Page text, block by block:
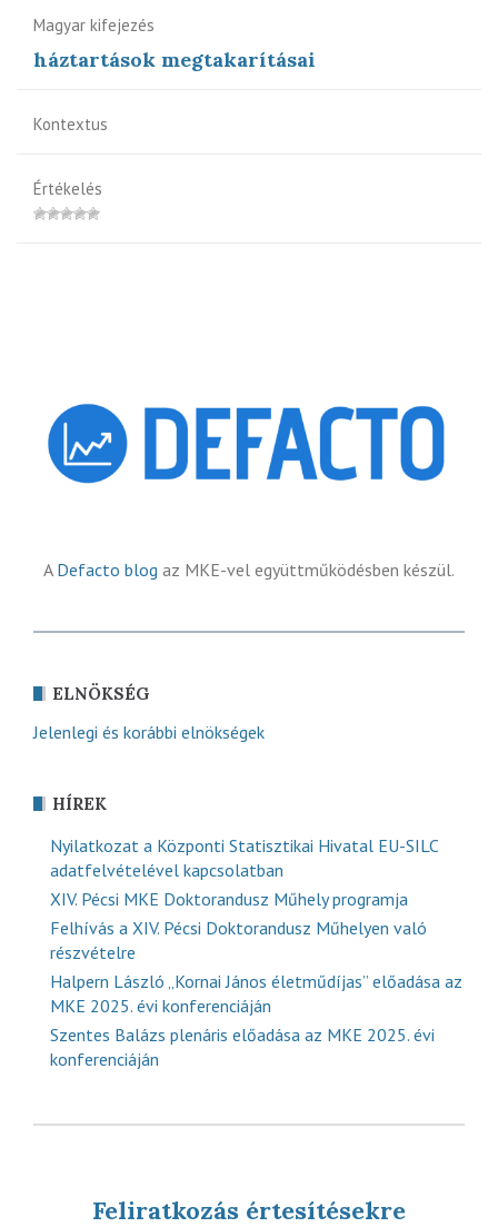
Magyar kifejezés
háztartások megtakarításai
Kontextus
Értékelés
A Defacto blog az MKE-vel együttműködésben készül.
ELNÖKSÉG
Jelenlegi és korábbi elnökségek
HÍREK
Nyilatkozat a Központi Statisztikai Hivatal EU-SILC
adatfelvételével kapcsolatban
XIV. Pécsi MKE Doktorandusz Műhely programja
Felhívás a XIV. Pécsi Doktorandusz Műhelyen való
részvételre
Halpern László „Kornai János életműdíjas” előadása az
MKE 2025. évi konferenciáján
Szentes Balázs plenáris előadása az MKE 2025. évi
konferenciáján
Feliratkozás értesítésekre